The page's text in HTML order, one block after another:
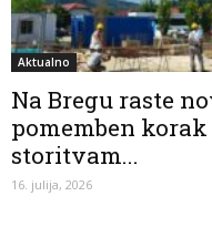
Aktualno
Na Bregu raste
pomemben
storitvam...
16. julija, 2026